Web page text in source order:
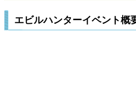
エビルハンターイベント概